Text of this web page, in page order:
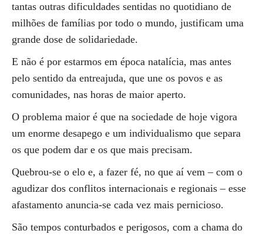
tantas outras dificuldades sentidas no quotidiano de
milhões de famílias por todo o mundo, justificam uma
grande dose de solidariedade.
E não é por estarmos em época natalícia, mas antes
pelo sentido da entreajuda, que une os povos e as
comunidades, nas horas de maior aperto.
O problema maior é que na sociedade de hoje vigora
um enorme desapego e um individualismo que separa
os que podem dar e os que mais precisam.
Quebrou-se o elo e, a fazer fé, no que aí vem – com o
agudizar dos conflitos internacionais e regionais – esse
afastamento anuncia-se cada vez mais pernicioso.
São tempos conturbados e perigosos, com a chama do